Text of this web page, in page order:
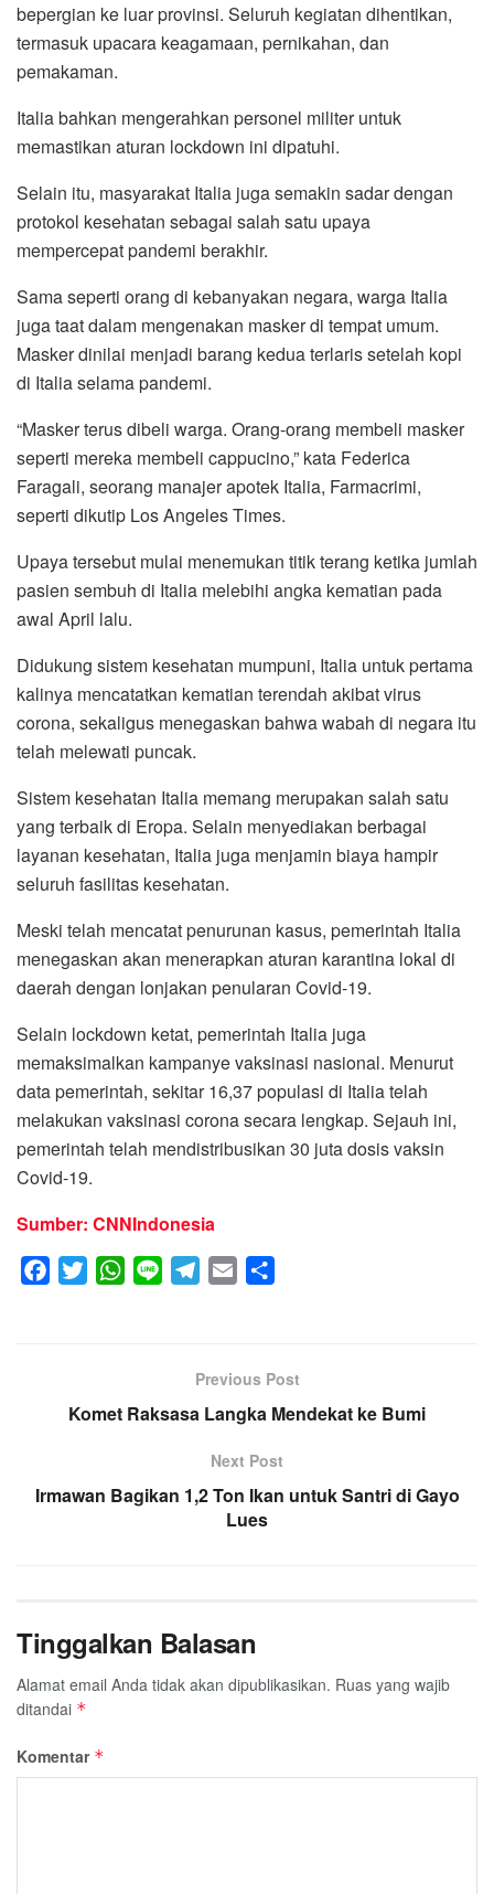
bepergian ke luar provinsi. Seluruh kegiatan dihentikan,
termasuk upacara keagamaan, pernikahan, dan
pemakaman.
Italia bahkan mengerahkan personel militer untuk
memastikan aturan lockdown ini dipatuhi.
Selain itu, masyarakat Italia juga semakin sadar dengan
protokol kesehatan sebagai salah satu upaya
mempercepat pandemi berakhir.
Sama seperti orang di kebanyakan negara, warga Italia
juga taat dalam mengenakan masker di tempat umum.
Masker dinilai menjadi barang kedua terlaris setelah kopi
di Italia selama pandemi.
“Masker terus dibeli warga. Orang-orang membeli masker
seperti mereka membeli cappucino,” kata Federica
Faragali, seorang manajer apotek Italia, Farmacrimi,
seperti dikutip Los Angeles Times.
Upaya tersebut mulai menemukan titik terang ketika jumlah
pasien sembuh di Italia melebihi angka kematian pada
awal April lalu.
Didukung sistem kesehatan mumpuni, Italia untuk pertama
kalinya mencatatkan kematian terendah akibat virus
corona, sekaligus menegaskan bahwa wabah di negara itu
telah melewati puncak.
Sistem kesehatan Italia memang merupakan salah satu
yang terbaik di Eropa. Selain menyediakan berbagai
layanan kesehatan, Italia juga menjamin biaya hampir
seluruh fasilitas kesehatan.
Meski telah mencatat penurunan kasus, pemerintah Italia
menegaskan akan menerapkan aturan karantina lokal di
daerah dengan lonjakan penularan Covid-19.
Selain lockdown ketat, pemerintah Italia juga
memaksimalkan kampanye vaksinasi nasional. Menurut
data pemerintah, sekitar 16,37 populasi di Italia telah
melakukan vaksinasi corona secara lengkap. Sejauh ini,
pemerintah telah mendistribusikan 30 juta dosis vaksin
Covid-19.
Sumber: CNNIndonesia
e
W
A
g
m
l
e
Previous Post
Komet Raksasa Langka Mendekat ke Bumi
Next Post
Irmawan Bagikan 1,2 Ton Ikan untuk Santri di Gayo
Lues
Tinggalkan Balasan
Alamat email Anda tidak akan dipublikasikan. Ruas yang wajib
ditandai *
Komentar *